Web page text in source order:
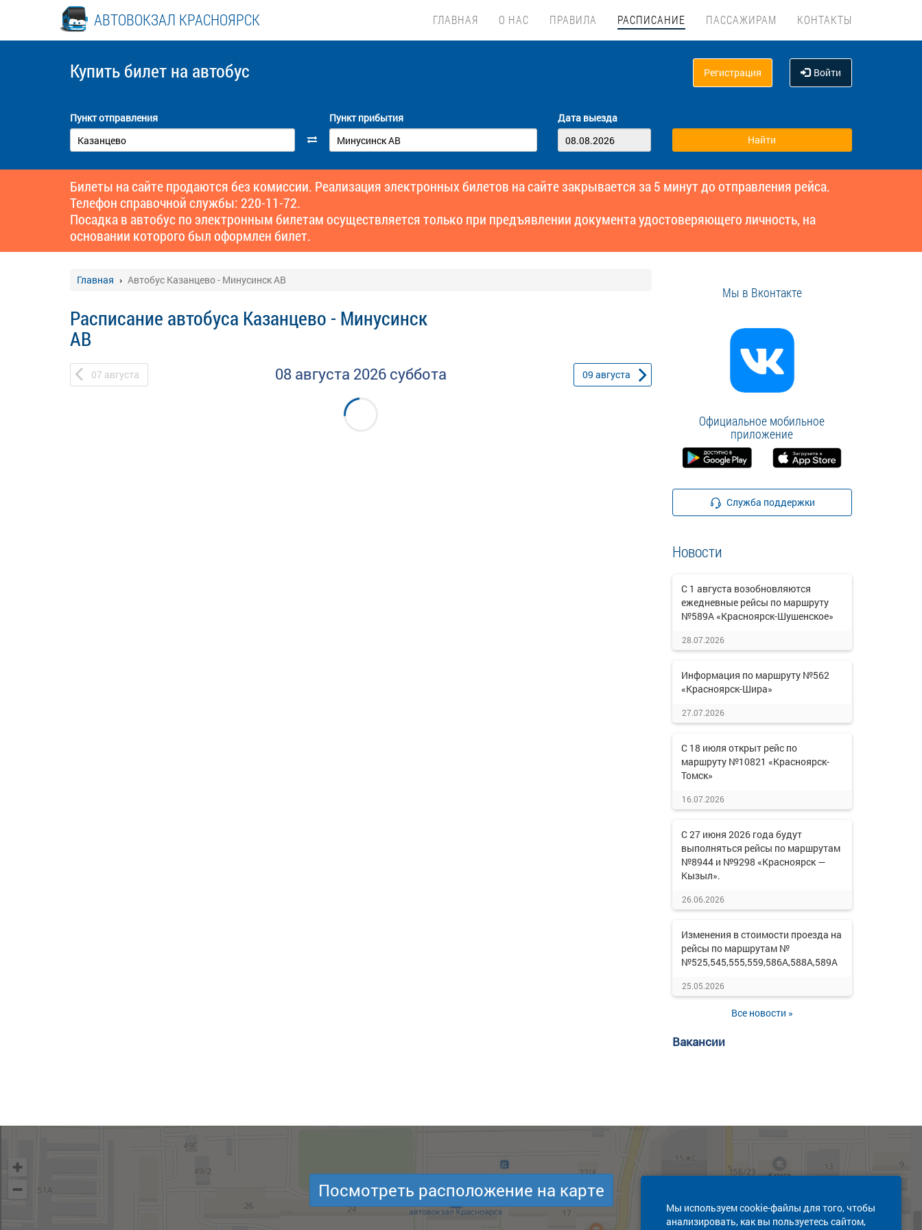
АВТОВОКЗАЛ КРАСНОЯРСК ГЛАВНАЯ О НАС ПРАВИЛА РАСПИСАНИЕ ПАССАЖИРАМ КОНТАКТЫ
Купить билет на автобус Регистрация Войти
Пункт отправления Пункт прибытия Дата выезда
Билеты на сайте продаются без комиссии. Реализация электронных билетов на сайте закрывается за 5 минут до отправления рейса.
Телефон справочной службы: 220-11-72.
Посадка в автобус по электронным билетам осуществляется только при предъявлении документа удостоверяющего личность, на
основании которого был оформлен билет.
Главная Автобус Казанцево - Минусинск АВ
Расписание автобуса Казанцево - Минусинск
АВ
07 августа 08 августа 2026 суббота 09 августа
Мы в Вконтакте
Официальное мобильное
приложение
Служба поддержки
Новости
С 1 августа возобновляются
ежедневные рейсы по маршруту
№589А «Красноярск-Шушенское»
28.07.2026
Информация по маршруту №562
«Красноярск-Шира»
27.07.2026
С 18 июля открыт рейс по
маршруту №10821 «Красноярск-
Томск»
16.07.2026
С 27 июня 2026 года будут
выполняться рейсы по маршрутам
№8944 и №9298 «Красноярск —
Кызыл».
26.06.2026
Изменения в стоимости проезда на
рейсы по маршрутам №
№525,545,555,559,586А,588А,589А
25.05.2026
Все новости »
Вакансии
Мы используем cookie-файлы для того, чтобы
анализировать, как вы пользуетесь сайтом,
Посмотреть расположение на карте